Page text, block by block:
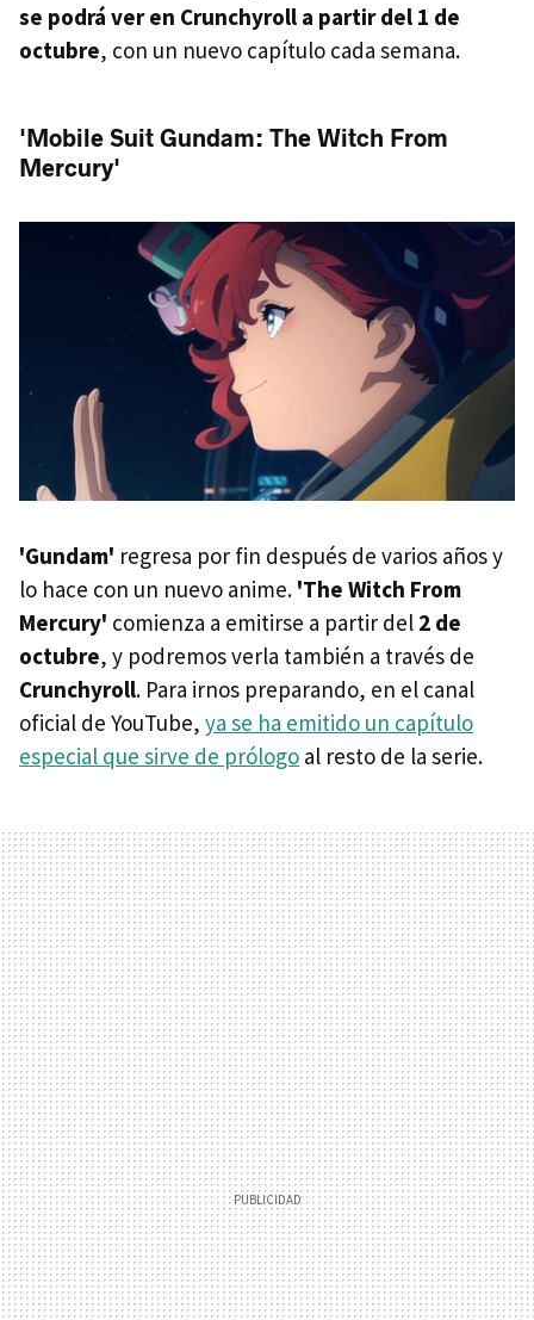
se podrá ver en Crunchyroll a partir del 1 de
octubre, con un nuevo capítulo cada semana.
'Mobile Suit Gundam: The Witch From
Mercury'
'Gundam' regresa por fin después de varios años y
lo hace con un nuevo anime. 'The Witch From
Mercury' comienza a emitirse a partir del 2 de
octubre, y podremos verla también a través de
Crunchyroll. Para irnos preparando, en el canal
oficial de YouTube, ya se ha emitido un capítulo
especial que sirve de prólogo al resto de la serie.